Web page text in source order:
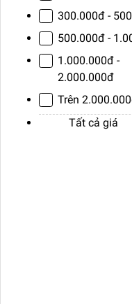
300.000đ -
500.000đ -
1.000.000đ -
2.000.000đ
Trên
Tất cả giá